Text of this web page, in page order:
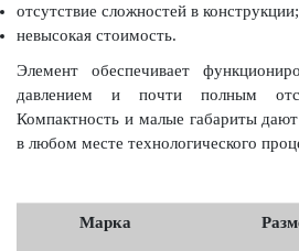
отсутствие сложностей в конструкции;
невысокая стоимость.
Элемент обеспечивает
давлением и почти полным
Компактность и малые габариты
в любом месте технологического
Марка